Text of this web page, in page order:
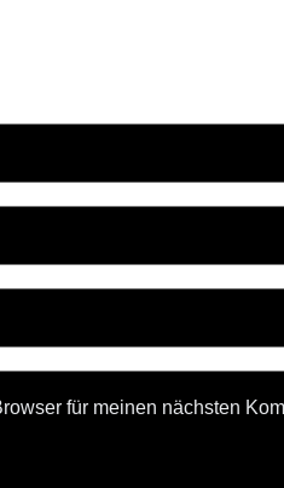
für meinen nächsten